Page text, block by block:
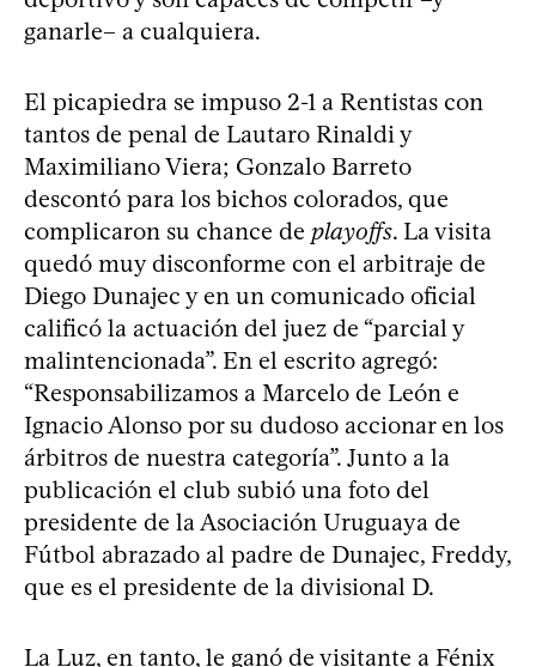
ganarle– a cualquiera.
El picapiedra se impuso 2-1 a Rentistas con
tantos de penal de Lautaro Rinaldi y
Maximiliano Viera; Gonzalo Barreto
descontó para los bichos colorados, que
complicaron su chance de playoffs. La visita
quedó muy disconforme con el arbitraje de
Diego Dunajec y en un comunicado oficial
calificó la actuación del juez de “parcial y
malintencionada”. En el escrito agregó:
“Responsabilizamos a Marcelo de León e
Ignacio Alonso por su dudoso accionar en los
árbitros de nuestra categoría”. Junto a la
publicación el club subió una foto del
presidente de la Asociación Uruguaya de
Fútbol abrazado al padre de Dunajec, Freddy,
que es el presidente de la divisional D.
La Luz, en tanto, le ganó de visitante a Fénix